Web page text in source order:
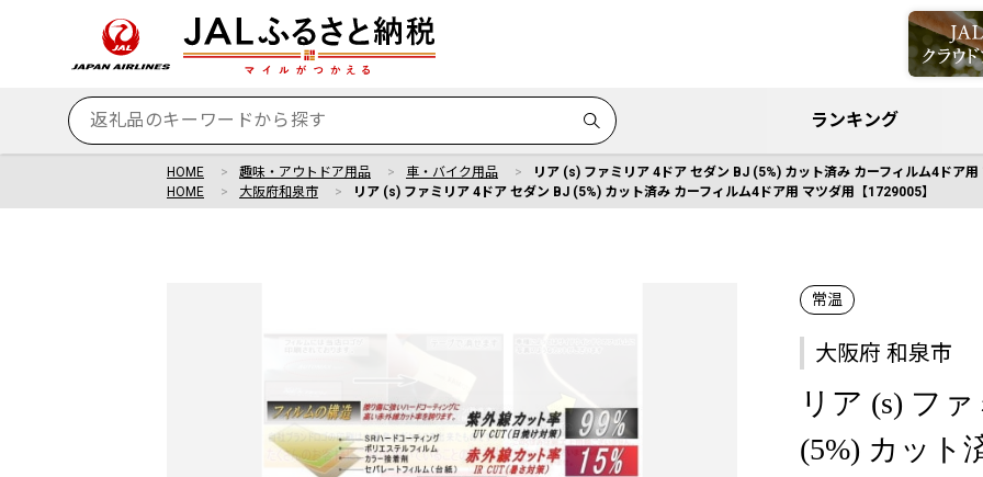
ランキング
HOME 趣味・アウトドア用品 車・バイク用品
リア (s) ファミリア 4ドア セダン BJ (5%) カット済み カーフィルム4ドア用
HOME
大阪府和泉市 リア (s) ファミリア 4ドア セダン BJ (5%) カット済み カーフィルム4ドア用 マツダ用【1729005】
常温
大阪府 和泉市
リア (s) フ
(5%) カット